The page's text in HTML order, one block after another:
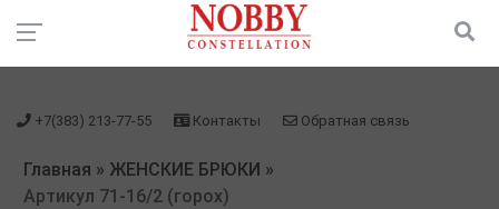
зарегистрироваться" />зарегистрироваться" />
+7(383) 213-77-55 Контакты Обратная связь
Главная » ЖЕНСКИЕ БРЮКИ »
Артикул 71-16/2 (горох)